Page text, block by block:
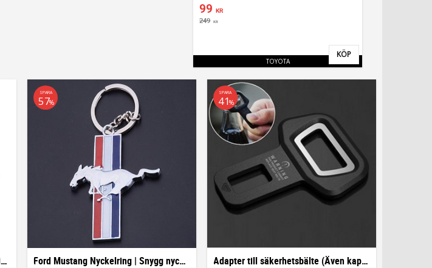
99 KR
249 KR
TOYOTA Lägg till i favoriter
KÖP
Toyota & Lexus nyckelskal Blade Cruiser Camry Ford Mustang Nyckelring | Snygg nyckelhänge
SPARA
57%
Adapter till säkerhetsbälte (Även kapsylöppnare)
SPARA
41%